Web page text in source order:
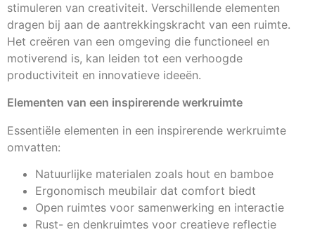
stimuleren van creativiteit. Verschillende elementen
dragen bij aan de aantrekkingskracht van een ruimte.
Het creëren van een omgeving die functioneel en
motiverend is, kan leiden tot een verhoogde
productiviteit en innovatieve ideeën.
Elementen van een inspirerende werkruimte
Essentiële elementen in een inspirerende werkruimte
omvatten:
Natuurlijke materialen zoals hout en bamboe
Ergonomisch meubilair dat comfort biedt
Open ruimtes voor samenwerking en interactie
Rust- en denkruimtes voor creatieve reflectie